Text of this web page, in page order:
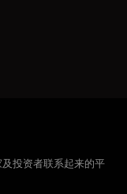
投资者联系起来的平